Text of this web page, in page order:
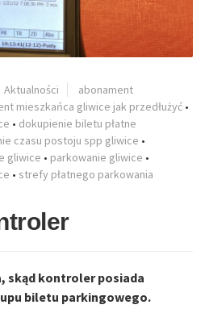
Aktualności
abonament
mieszkańca gliwice jak przedłużyć •
• dokupienie biletu płatne
czasu postoju spp gliwice •
gliwice • parkowanie gliwice •
• strefy płatnego parkowania
skąd kontroler posiada
biletu parkingowego.